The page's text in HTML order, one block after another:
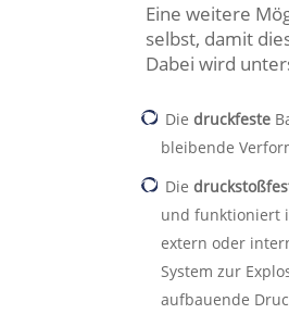
Eine weitere
selbst, damit
Dabei wird
Die druckfeste
bleibende
Die
und funktioniert
extern oder
System zur
aufbauende